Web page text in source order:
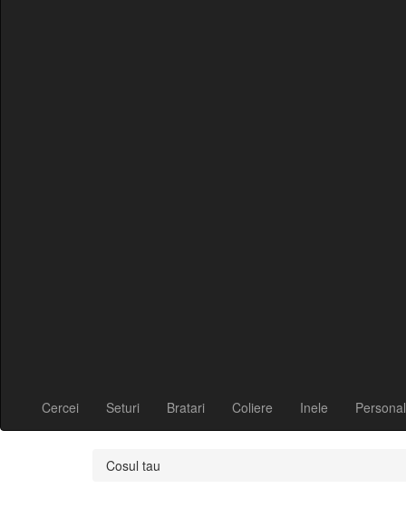
Cercei Seturi Bratari Coliere Inele
Cosul tau